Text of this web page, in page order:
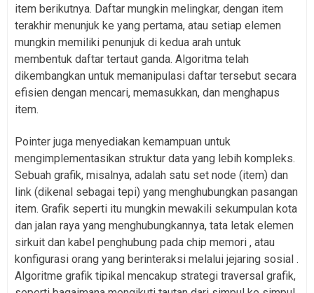
item berikutnya. Daftar mungkin melingkar, dengan item
terakhir menunjuk ke yang pertama, atau setiap elemen
mungkin memiliki penunjuk di kedua arah untuk
membentuk daftar tertaut ganda. Algoritma telah
dikembangkan untuk memanipulasi daftar tersebut secara
efisien dengan mencari, memasukkan, dan menghapus
item.
Pointer juga menyediakan kemampuan untuk
mengimplementasikan struktur data yang lebih kompleks.
Sebuah grafik, misalnya, adalah satu set node (item) dan
link (dikenal sebagai tepi) yang menghubungkan pasangan
item. Grafik seperti itu mungkin mewakili sekumpulan kota
dan jalan raya yang menghubungkannya, tata letak elemen
sirkuit dan kabel penghubung pada chip memori , atau
konfigurasi orang yang berinteraksi melalui jejaring sosial .
Algoritme grafik tipikal mencakup strategi traversal grafik,